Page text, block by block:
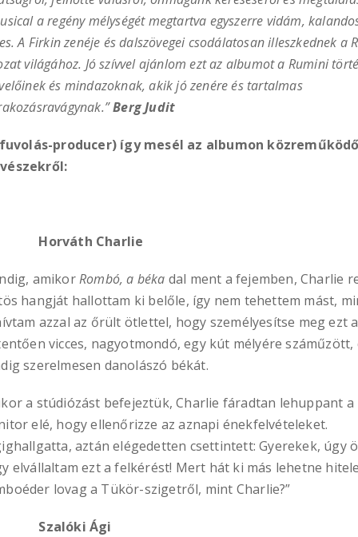
a regény mélységét megtartva egyszerre vidám,
A Firkin zenéje és dalszövegei csodálatosanilleszkednek a
világához. Jó szívvel ajánlom ezt az albumot a Rumini
és mindazoknak, akik jó zenére és tartalmas
vágynak.”Berg Judit
producer) így mesél az albumon
Charlie
amikorRombó, a béka dal ment a fejemben, Charlie
hangját hallottam ki belőle, így nem tehettem mást,
azzal az őrült ötlettel, hogy személyesítse meg ezt a
vicces, nagyotmondó, egy kút mélyére száműzött,
szerelmesen danolászó békát.
a stúdiózást befejeztük, Charlie fáradtan lehuppant a
elé, hogy ellenőrizze az aznapi énekfelvételeket.
aztán elégedetten csettintett: Gyerekek, úgy
elvállaltam ezt a felkérést! Mert hát ki más lehetne
lovag a Tükör-szigetről, mint Charlie?”
Ági